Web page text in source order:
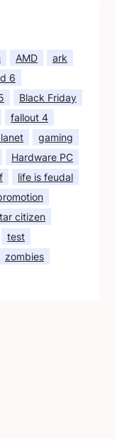
AMD
ark
6
Black Friday
fallout 4
gaming
Hardware PC
life is feudal
citizen
test
zombies